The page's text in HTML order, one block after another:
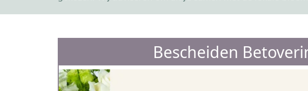
Bescheiden